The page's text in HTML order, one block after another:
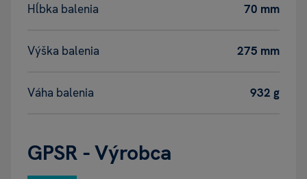
Hĺbka balenia 70 mm
Výška balenia 275 mm
Váha balenia 932 g
GPSR - Výrobca